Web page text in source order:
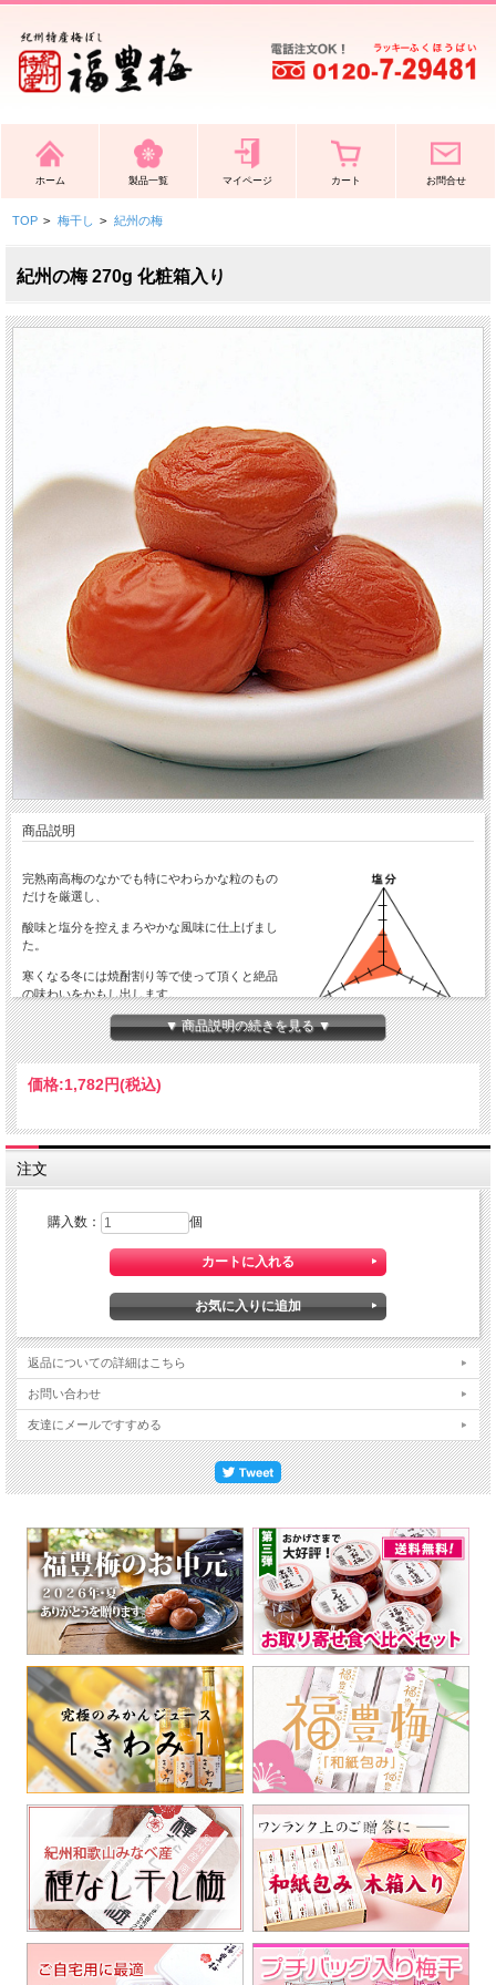
ホーム 製品一覧 マイページ カート お問合せ
TOP > 梅干し > 紀州の梅
紀州の梅 270g 化粧箱入り
商品説明
完熟南高梅のなかでも特にやわらかな粒のもの
だけを厳選し、
酸味と塩分を控えまろやかな風味に仕上げまし
た。
寒くなる冬には焼酎割り等で使って頂くと絶品
の味わいをかもし出します。
▼ 商品説明の続きを見る ▼
価格:1,782円(税込)
注文
購入数： 個
返品についての詳細はこちら
お問い合わせ
友達にメールですすめる